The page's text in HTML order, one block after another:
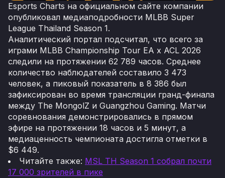
Esports Charts на официальном сайте компании
опубликовал медиаподробности MLBB Super
League Thailand Season 1.
Аналитический портал подсчитал, что всего за
играми MLBB Championship Tour EA x ACL 2026
следили на протяжении 62 789 часов. Среднее
количество наблюдателей составило 3 473
человек, а пиковый показатель в 8 386 был
зафиксирован во время трансляции гранд-финала
между The MongolZ и Guangzhou Gaming. Матчи
соревнования демонстрировались в прямом
эфире на протяжении 18 часов и 5 минут, а
медиаценность чемпионата достигла отметки в
$6 449.
Читайте также: MSL TH Season 1 собрал почти
17 000 зрителей в пике